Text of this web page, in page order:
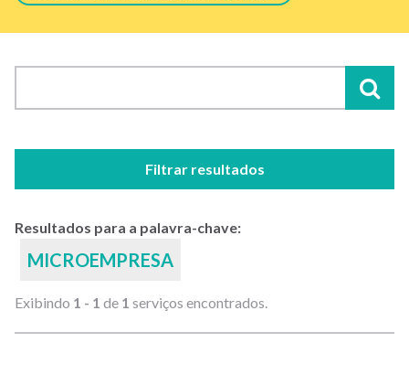
Filtrar resultados
Resultados para a palavra-chave:
MICROEMPRESA
Exibindo 1 - 1 de 1 serviços encontrados.